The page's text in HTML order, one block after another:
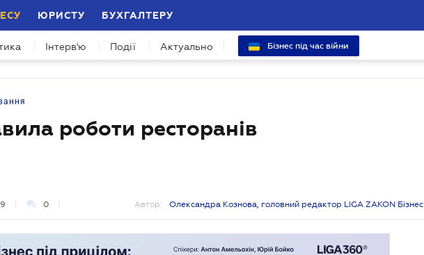
ЮРИСТУ БУХГАЛТЕРУ
Інтерв'ю Події Актуально Бізнес під час війни
роботи ресторанів
0 Автор: Олександра Кознова, головний редактор LIGA ZAKON Бізнес